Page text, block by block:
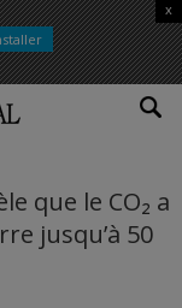
x
que le CO₂ a
jusqu’à 50